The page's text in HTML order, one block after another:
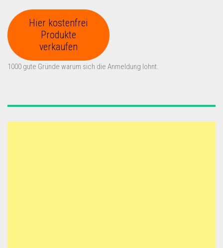
Hier kostenfrei
Produkte
verkaufen
1000 gute Gründe warum sich die Anmeldung lohnt.